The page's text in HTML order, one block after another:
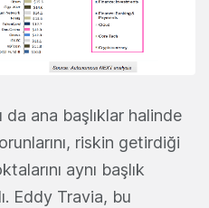
da ana başlıklar halinde
riskin getirdiği
aynı başlık
Eddy Travia, bu